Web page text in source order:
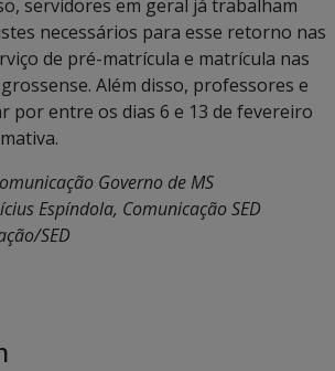
servidores em geral já trabalham
necessários para esse retorno nas
de pré-matrícula e matrícula nas
Além disso, professores e
por entre os dias 6 e 13 de fevereiro
Governo de MS
Espíndola, Comunicação SED
SED